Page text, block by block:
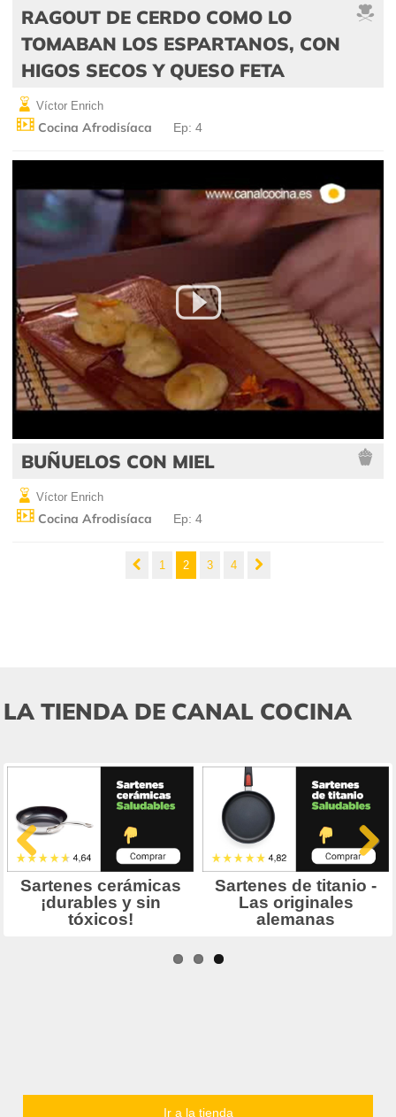
RAGOUT DE CERDO COMO LO
TOMABAN LOS ESPARTANOS, CON
HIGOS SECOS Y QUESO FETA
Víctor Enrich
Cocina Afrodisíaca Ep: 4
BUÑUELOS CON MIEL
Víctor Enrich
Cocina Afrodisíaca Ep: 4
1 2 3 4
LA TIENDA DE CANAL COCINA
Ir a la tienda